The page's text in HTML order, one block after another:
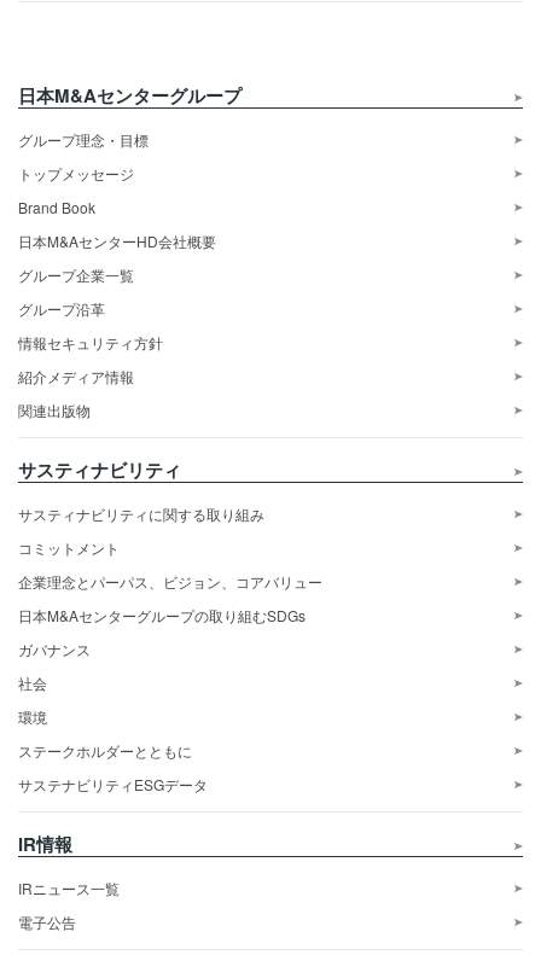
日本M&Aセンターグループ
グループ理念・目標
トップメッセージ
Brand Book
日本M&AセンターHD会社概要
グループ企業一覧
グループ沿革
情報セキュリティ方針
紹介メディア情報
関連出版物
サスティナビリティ
サスティナビリティに関する取り組み
コミットメント
企業理念とパーパス、ビジョン、コアバリュー
日本M&Aセンターグループの取り組むSDGs
ガバナンス
社会
環境
ステークホルダーとともに
サステナビリティESGデータ
IR情報
IRニュース一覧
電子公告